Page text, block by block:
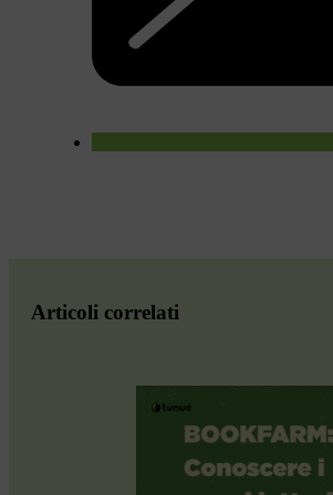
Articoli correlati